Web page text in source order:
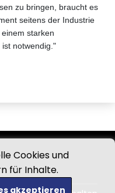
Cookies und
für Inhalte.
akzeptieren
zu bringen, braucht es
seitens der Industrie
starken
notwendig."